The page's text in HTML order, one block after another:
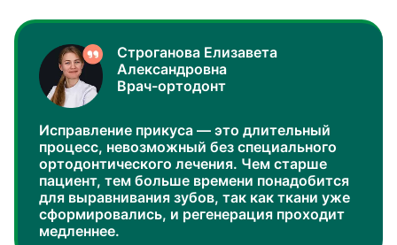
Строганова Елизавета
Александровна
Врач-ортодонт
Исправление прикуса — это длительный
процесс, невозможный без специального
ортодонтического лечения. Чем старше
пациент, тем больше времени понадобится
для выравнивания зубов, так как ткани уже
сформировались, и регенерация проходит
медленнее.